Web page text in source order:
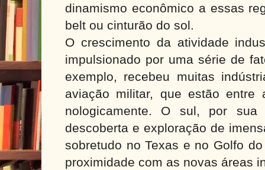
dinamismo econômico a essas
belt ou cinturão do sol.
O crescimento da atividade
impulsionado por uma série de
exemplo, recebeu muitas
aviação militar, que estão entre
nologicamente. O sul, por sua
descoberta e exploração de
sobretudo no Texas e no Golfo
proximidade com as novas áreas